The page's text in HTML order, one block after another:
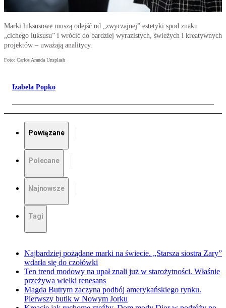
Marki luksusowe muszą odejść od „zwyczajnej” estetyki spod znaku
„cichego luksusu” i wrócić do bardziej wyrazistych, świeżych i kreatywnych
projektów – uważają analitycy.
Foto: Carlos Aranda Unsplash
Izabela Popko
Powiązane
Polecane
Najnowsze
Tagi
Najbardziej pożądane marki na świecie. „Starsza siostra Zary”
wdarła się do czołówki
Ten trend modowy na upał znali już w starożytności. Właśnie
przeżywa wielki renesans
Magda Butrym zaczyna podbój amerykańskiego rynku.
Pierwszy butik w Nowym Jorku